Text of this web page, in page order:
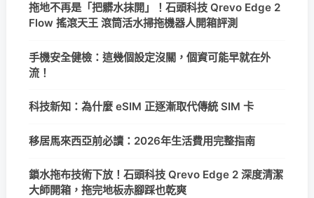
拖地不再是「把髒水抹開」！石頭科技 Qrevo Edge 2
Flow 搖滾天王 滾筒活水掃拖機器人開箱評測
手機安全健檢：這幾個設定沒關，個資可能早就在外
流！
科技新知：為什麼 eSIM 正逐漸取代傳統 SIM 卡
移居馬來西亞前必讀：2026年生活費用完整指南
鎖水拖布技術下放！石頭科技 Qrevo Edge 2 深度清潔
大師開箱，拖完地板赤腳踩也乾爽